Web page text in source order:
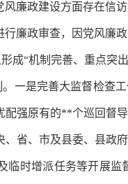
廉政建设方面存在信
廉政审查，因党风廉
成“机制完善、重点突
。一是完善大监督检查
强原有的**个巡回督
省、市及县委、县政
临时增派任务等开展